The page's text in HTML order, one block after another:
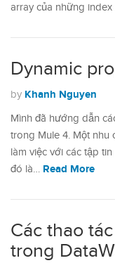
array của những
Dynamic
by Khanh Nguyen
Mình đã hướng dẫn
trong Mule 4. Một nhu
làm việc với các tập
đó là… Read More
Các thao
trong